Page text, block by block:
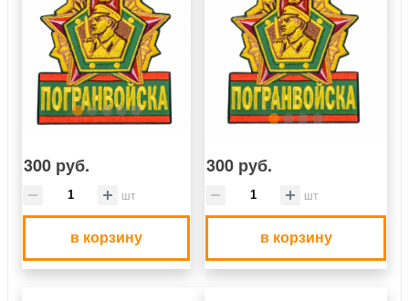
300 руб.
шт
в корзину
300 руб.
шт
в корзину